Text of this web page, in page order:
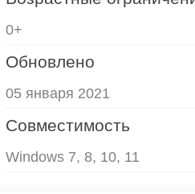
0+
Обновлено
05 января 2021
Совместимость
Windows 7, 8, 10, 11